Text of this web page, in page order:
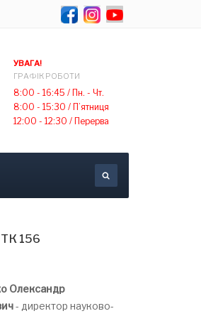
УВАГА!
ГРАФІК РОБОТИ
8:00 - 16:45 / Пн. - Чт.
8:00 - 15:30 / П’ятниця
12:00 - 12:30 / Перерва
156
Олександр
- директор науково-